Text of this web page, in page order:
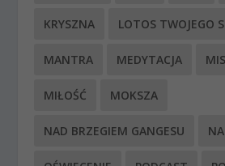
KRYSZNA LOTOS TWOJEGO
MANTRA MEDYTACJA
MIŁOŚĆ MOKSZA
NAD BRZEGIEM GANGESU